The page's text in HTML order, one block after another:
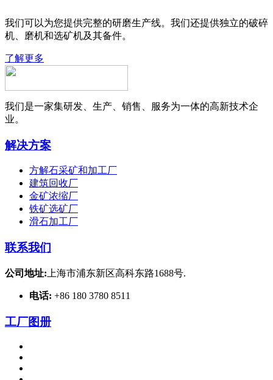
我们可以为您提供完整的研磨生产线。我们还提供独立的破碎
机、磨机和选矿机及其备件。
了解更多
我们是一家集研发、生产、销售、服务为一体的高新技术企
业。
解决方案
方解石采矿和加工厂
建筑回收厂
金矿浓缩厂
铁矿选矿厂
滑石加工厂
联系我们
公司地址: 上海市浦东新区高科东路1688号.
电话: +86 180 3780 8511
工厂图册